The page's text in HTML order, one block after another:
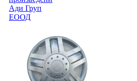
Ади Груп
ЕООД